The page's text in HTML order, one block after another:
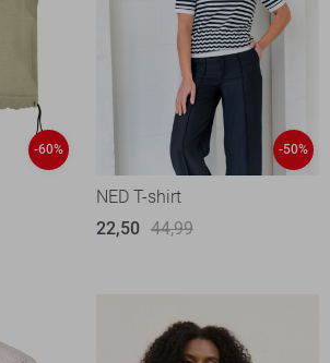
-60% -50%
NED T-shirt
22,50 44,99